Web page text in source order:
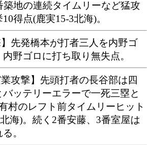
築地の連続タイムリーなど猛攻
得点(鹿実15-3北海)。
】先発橋本が打者三人を内野ゴ
野ゴロに打ち取り無失点。
業攻撃】先頭打者の長谷部は四
ッテリーエラーで一死三塁と
村のレフト前タイムリーヒット
海)。続く2番安藤、3番室屋は
。